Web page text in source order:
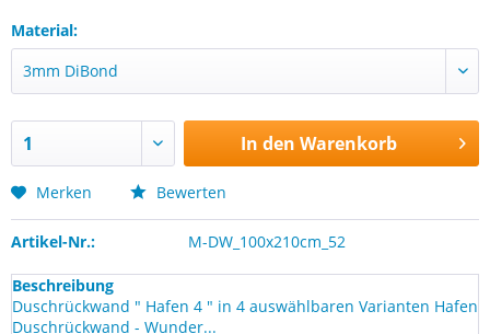
Material:
In den Warenkorb
Merken Bewerten
Artikel-Nr.: M-DW_100x210cm_52
Beschreibung
Duschrückwand " Hafen 4 " in 4 auswählbaren Varianten Hafen
Duschrückwand - Wunder...